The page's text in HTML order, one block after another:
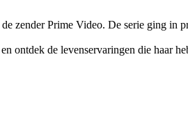
zender Prime Video. De serie ging in
ontdek de levenservaringen die haar